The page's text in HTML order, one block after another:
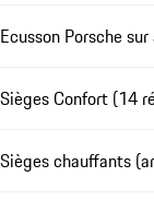
Ecusson Porsche
Sièges Confort (14
Sièges chauffants